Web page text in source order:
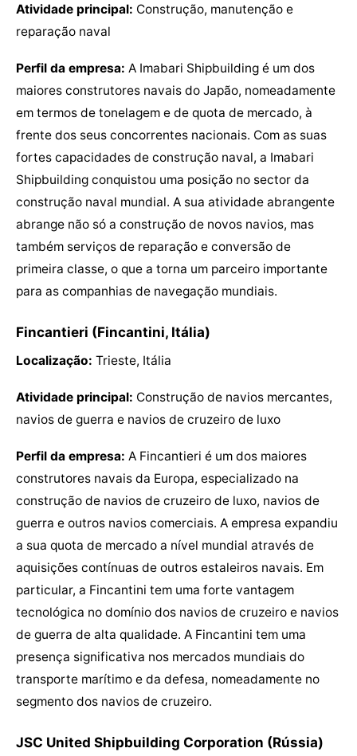
Atividade principal: Construção, manutenção e
reparação naval
Perfil da empresa: A Imabari Shipbuilding é um dos
maiores construtores navais do Japão, nomeadamente
em termos de tonelagem e de quota de mercado, à
frente dos seus concorrentes nacionais. Com as suas
fortes capacidades de construção naval, a Imabari
Shipbuilding conquistou uma posição no sector da
construção naval mundial. A sua atividade abrangente
abrange não só a construção de novos navios, mas
também serviços de reparação e conversão de
primeira classe, o que a torna um parceiro importante
para as companhias de navegação mundiais.
Fincantieri (Fincantini, Itália)
Localização: Trieste, Itália
Atividade principal: Construção de navios mercantes,
navios de guerra e navios de cruzeiro de luxo
Perfil da empresa: A Fincantieri é um dos maiores
construtores navais da Europa, especializado na
construção de navios de cruzeiro de luxo, navios de
guerra e outros navios comerciais. A empresa expandiu
a sua quota de mercado a nível mundial através de
aquisições contínuas de outros estaleiros navais. Em
particular, a Fincantini tem uma forte vantagem
tecnológica no domínio dos navios de cruzeiro e navios
de guerra de alta qualidade. A Fincantini tem uma
presença significativa nos mercados mundiais do
transporte marítimo e da defesa, nomeadamente no
segmento dos navios de cruzeiro.
JSC United Shipbuilding Corporation (Rússia)